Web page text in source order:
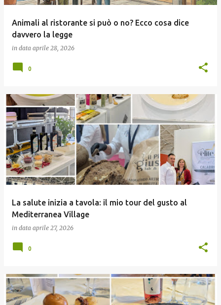
Animali al ristorante si può o no? Ecco cosa dice
davvero la legge
in data aprile 28, 2026
0
La salute inizia a tavola: il mio tour del gusto al
Mediterranea Village
in data aprile 27, 2026
0